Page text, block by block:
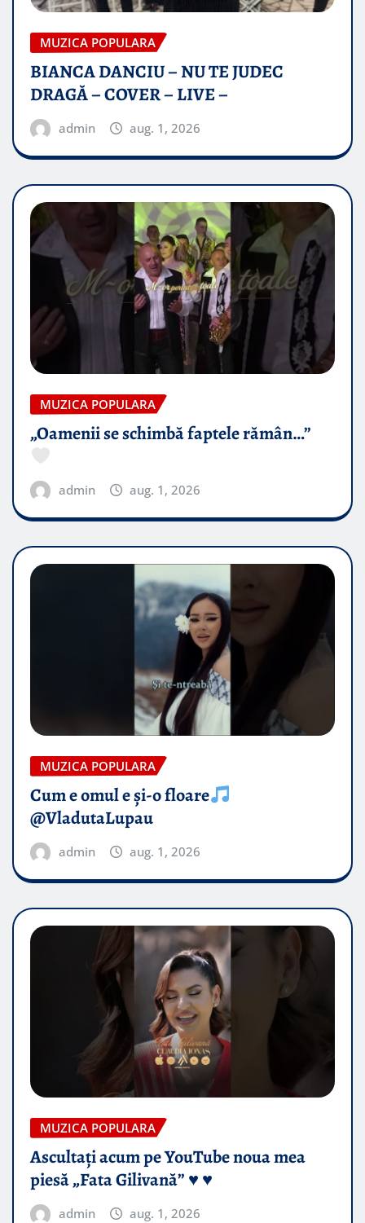
MUZICA POPULARA
BIANCA DANCIU – NU TE JUDEC
DRAGĂ – COVER – LIVE –
admin aug. 1, 2026
MUZICA POPULARA
„Oamenii se schimbă faptele rămân…”
admin aug. 1, 2026
MUZICA POPULARA
Cum e omul e și-o floare
@VladutaLupau
admin aug. 1, 2026
MUZICA POPULARA
Ascultați acum pe YouTube noua mea
piesă „Fata Gilivană” ♥️ ♥️
admin aug. 1, 2026